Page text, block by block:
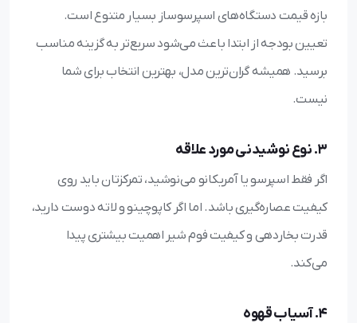
بازه قیمت دستگاه‌های اسپرسوساز بسیار متنوع است.
تعیین بودجه از ابتدا باعث می‌شود سریع‌تر به گزینه مناسب
برسید. همیشه گران‌ترین مدل، بهترین انتخاب برای شما
نیست.
3. نوع نوشیدنی مورد علاقه
اگر فقط اسپرسو یا آمریکانو می‌نوشید، تمرکزتان باید روی
کیفیت عصاره‌گیری باشد. اما اگر کاپوچینو و لاته دوست دارید،
قدرت بخاردهی و کیفیت فوم شیر اهمیت بیشتری پیدا
می‌کند.
4. آسیاب قهوه